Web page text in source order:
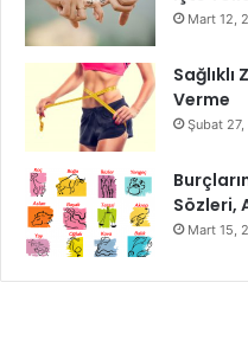
Kalp ritminin hızlı
Yorgunluk
Kusma
Güçsüzlük
Uyuşukluk ve
Ruh hali
Osteoporoz belirtileri
Mide- barsak krampları
Mart 12,
Sağlıklı
Verme
Şubat 27,
Sözleri,
Mart 15,